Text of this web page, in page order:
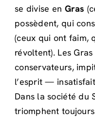
se divise en Gras
possèdent, qui
(ceux qui ont faim,
révoltent). Les
conservateurs,
l’esprit —
Dans la société du
triomphent